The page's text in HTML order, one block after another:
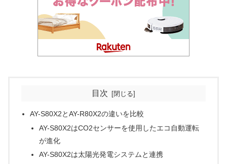
目次
AY-S80X2とAY-R80X2の違いを比較
AY-S80X2はCO2センサーを使用したエコ自動運転
が進化
AY-S80X2は太陽光発電システムと連携